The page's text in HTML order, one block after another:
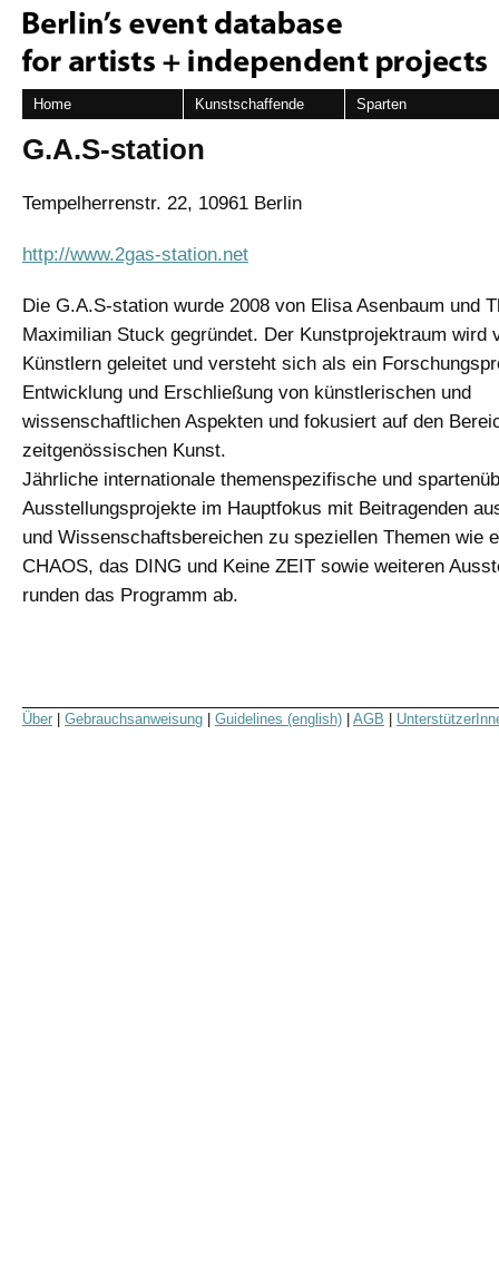
Home Kunstschaffende Sparten
G.A.S-station
Tempelherrenstr. 22, 10961 Berlin
http://www.2gas-station.net
Die G.A.S-station wurde 2008 von Elisa Asenbaum und
Maximilian Stuck gegründet. Der Kunstprojektraum wird
Künstlern geleitet und versteht sich als ein
Entwicklung und Erschließung von künstlerischen und
wissenschaftlichen Aspekten und fokusiert auf den
zeitgenössischen Kunst.
Jährliche internationale themenspezifische und
Ausstellungsprojekte im Hauptfokus mit Beitragenden
und Wissenschaftsbereichen zu speziellen Themen wie
CHAOS, das DING und Keine ZEIT sowie weiteren
runden das Programm ab.
Über Gebrauchsanweisung Guidelines (english) AGB